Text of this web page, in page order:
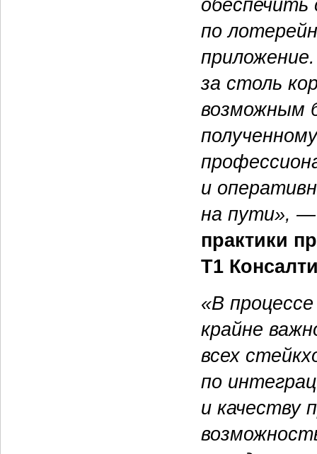
по
за столь
возможным
и
на пути», —
практики
Т1
«В
крайне
всех
по
и качеству